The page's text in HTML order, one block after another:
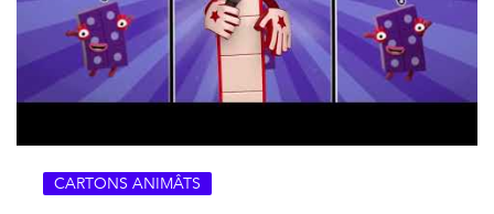
CARTONS ANIMÂTS